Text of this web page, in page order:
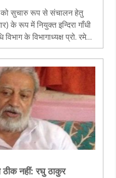
को सुचारु रूप से संचालन हेतु
के रूप में नियुक्त इन्दिरा गाँधी
के विभागाध्यक्ष प्रो. रमेश
राय से हुई खास बातचीत का
ठीक नहीं: रघु ठाकुर